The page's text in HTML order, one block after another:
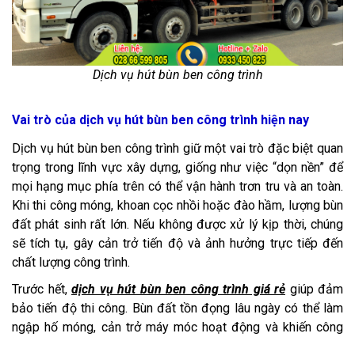
Dịch vụ hút bùn ben công trình
Vai trò của dịch vụ hút bùn ben công trình hiện nay
Dịch vụ hút bùn ben công trình giữ một vai trò đặc biệt quan
trọng trong lĩnh vực xây dựng, giống như việc “dọn nền” để
mọi hạng mục phía trên có thể vận hành trơn tru và an toàn.
Khi thi công móng, khoan cọc nhồi hoặc đào hầm, lượng bùn
đất phát sinh rất lớn. Nếu không được xử lý kịp thời, chúng
sẽ tích tụ, gây cản trở tiến độ và ảnh hưởng trực tiếp đến
chất lượng công trình.
Trước hết, dịch vụ hút bùn ben công trình giá rẻ giúp đảm
bảo tiến độ thi công. Bùn đất tồn đọng lâu ngày có thể làm
ngập hố móng, cản trở máy móc hoạt động và khiến công